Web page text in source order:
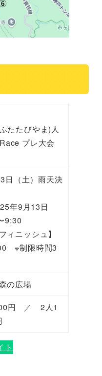
たたびやま)人
プレ大会
日（土）雨天決
年9月13日
9:30
ィニッシュ】
※制限時間3
の広場
円 ／ 2人1
ト